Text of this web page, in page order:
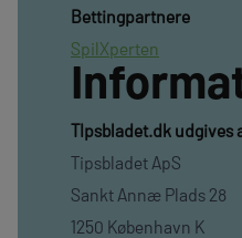
Bettingpartnere
SpilXperten
TIpsbladet.dk udgives
Tipsbladet ApS
Sankt Annæ Plads 28
1250 København K